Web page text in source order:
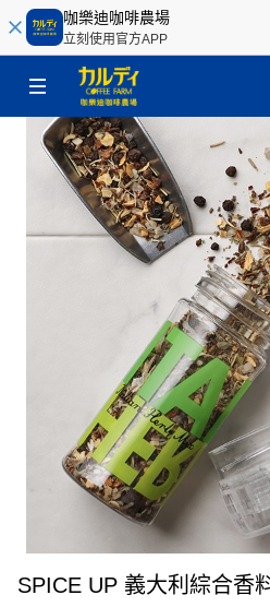
咖樂迪咖啡農場
立刻使用官方APP
SPICE UP 義大利綜合香